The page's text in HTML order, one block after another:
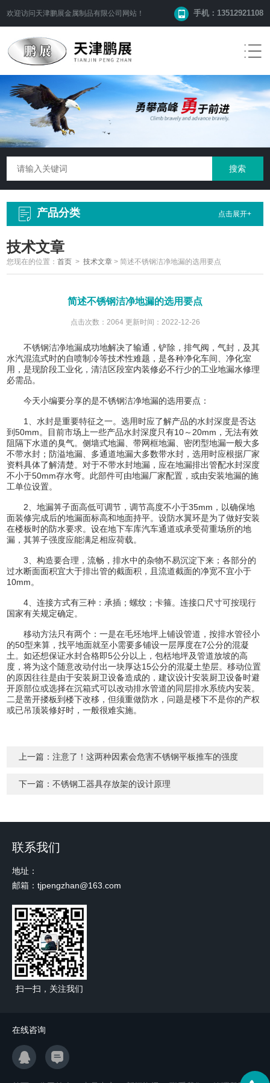
欢迎访问 天津鹏展金属制品有限公司 网站！ 手机：13512921108
产品分类 点击展开+
技术文章
您现在的位置：首页 >技术文章 >简述不锈钢洁净地漏的选用要点
简述不锈钢洁净地漏的选用要点
点击次数：2064 更新时间：2022-12-26
不锈钢洁净地漏成功地解决了输通，铲除，排气阀，气封，及其
水汽混流式时的自喷制冷等技术性难题，是各种净化车间、净化室
用，是现阶段工业化，清洁区段室内装修必不行少的工业地漏水修理
必需品。
今天小编要分享的是不锈钢洁净地漏的选用要点：
1、水封是重要特征之一。选用时应了解产品的水封深度是否达
到50mm。目前市场上一些产品水封深度只有10～20mm，无法有效
阻隔下水道的臭气。侧墙式地漏、带网框地漏、密闭型地漏一般大多
不带水封；防溢地漏、多通道地漏大多数带水封，选用时应根据厂家
资料具体了解清楚。对于不带水封地漏，应在地漏排出管配水封深度
不小于50mm存水弯。此部件可由地漏厂家配置，或由安装地漏的施
工单位设置。
2、地漏箅子面高低可调节，调节高度不小于35mm，以确保地
面装修完成后的地漏面标高和地面持平。设防水翼环是为了做好安装
在楼板时的防水要求。设在地下车库汽车通道或承受荷重场所的地
漏，其箅子强度应能满足相应荷载。
3、构造要合理，流畅，排水中的杂物不易沉淀下来；各部分的
过水断面面积宜大于排出管的截面积，且流道截面的净宽不宜小于
10mm。
4、连接方式有三种：承插；螺纹；卡箍。连接口尺寸可按现行
国家有关规定确定。
移动方法只有两个：一是在毛坯地坪上铺设管道，按排水管径小
的50型来算，找平地面就至小需要多铺设一层厚度在7公分的混凝
土。如还想保证水封合格即5公分以上，包栝地坪及管道放坡的高
度，将为这个随意改动付出一块厚达15公分的混凝土垫层。移动位置
的原因往往是由于安装厨卫设备造成的，建议设计安装厨卫设备时避
开原部位或选择在沉箱式可以改动排水管道的同层排水系统内安装。
二是凿开搂板到楼下改移，但须重做防水，问题是楼下不是你的产权
或已吊顶装修好时，一般很难实施。
上一篇：注意了！这两种因素会危害不锈钢平板推车的强度
下一篇：不锈钢工器具存放架的设计原理
联系我们
地址：
邮箱：tjpengzhan@163.com
扫一扫，关注我们
在线咨询